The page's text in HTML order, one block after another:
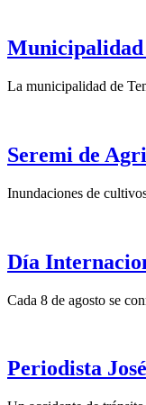
Municipalidad
La municipalidad de
Seremi de
Inundaciones de
Día
Cada 8 de agosto se
Periodista